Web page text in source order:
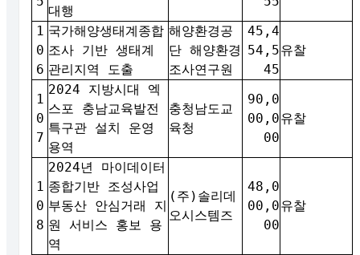
대행
1
0
6
국가해양생태계종합
조사 기반 생태계
관리지역 도출
해양환경공
단 해양환경
조사연구원
45,4
54,5
45
유찰
1
0
7
2024 지방시대 엑
스포 충남교육발전
특구관 설치 운영
용역
충청남도교
육청
90,0
00,0
00
유찰
1
0
8
2024년 마이데이터
종합기반 조성사업
부동산 안심거래 지
원 서비스 홍보 용
역
(주)솔리데
오시스템즈
48,0
00,0
00
유찰